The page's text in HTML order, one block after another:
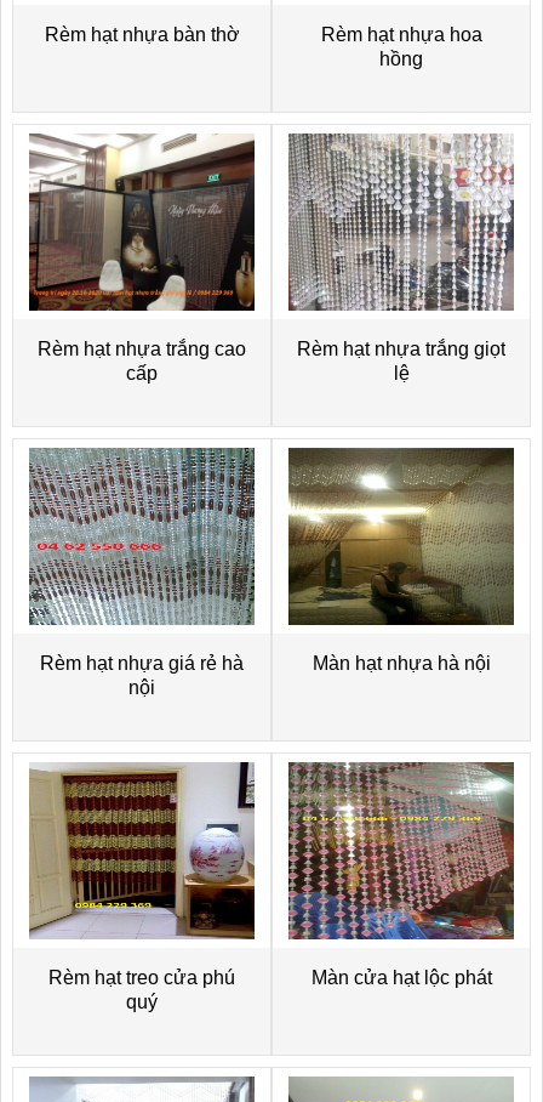
Rèm hạt nhựa bàn thờ
Rèm hạt nhựa hoa
hồng
Rèm hạt nhựa trắng cao
cấp
Rèm hạt nhựa trắng giọt
lệ
Rèm hạt nhựa giá rẻ hà
nội
Màn hạt nhựa hà nội
Rèm hạt treo cửa phú
quý
Màn cửa hạt lộc phát